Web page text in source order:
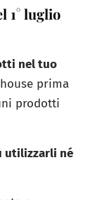
1° luglio
nel tuo
prima
prodotti
utilizzarli né